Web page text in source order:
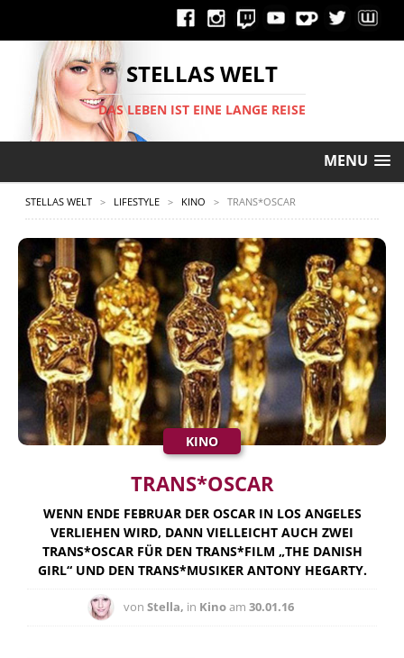
STELLAS WELT
DAS LEBEN IST EINE LANGE REISE
MENU
STELLAS WELT > LIFESTYLE > KINO > TRANS*OSCAR
KINO
TRANS*OSCAR
WENN ENDE FEBRUAR DER OSCAR IN LOS ANGELES
VERLIEHEN WIRD, DANN VIELLEICHT AUCH ZWEI
TRANS*OSCAR FÜR DEN TRANS*FILM „THE DANISH
GIRL“ UND DEN TRANS*MUSIKER ANTONY HEGARTY.
von Stella, in Kinoam 30.01.16